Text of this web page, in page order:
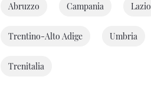
Abruzzo Campania Lazio
Trentino-Alto Adige Umbria
Trenitalia